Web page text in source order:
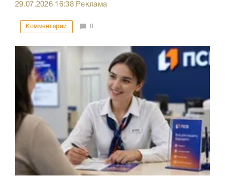
29.07.2026 16:38Реклама
Комментарии 0